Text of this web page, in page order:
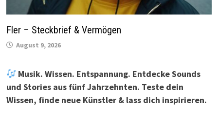
Fler – Steckbrief & Vermögen
August 9, 2026
Musik. Wissen. Entspannung. Entdecke Sounds
und Stories aus fünf Jahrzehnten. Teste dein
Wissen, finde neue Künstler & lass dich inspirieren.